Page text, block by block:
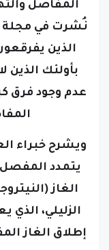
المفاصل
الذين
بأولئك الذين
عدم وجود فرق
ويشرح خبراء
يتمدد
الغاز
الزليلي،
إطلاق الغاز